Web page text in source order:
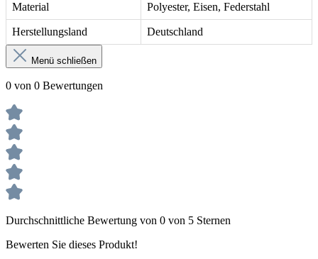
Material Polyester, Eisen, Federstahl
Herstellungsland Deutschland
Menü schließen
0 von 0 Bewertungen
Durchschnittliche Bewertung von 0 von 5 Sternen
Bewerten Sie dieses Produkt!